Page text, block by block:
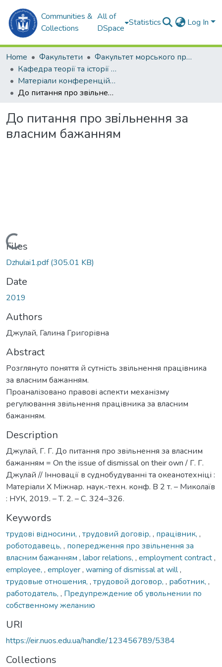
Communities &
Collections
All of
DSpace
Statistics Log In
Home Факультети
Факультет морського права (ФМП)
Кафедра теорії та історії держави та права (Т та ІДП)
Матеріали конференцій (Т та ІДП)
До питання про звільнення за власним бажанням
До питання про звільнення за
власним бажанням
Loading...
Files
Dzhulai1.pdf(305.01 KB)
Date
2019
Authors
Джулай, Галина Григорівна
Abstract
Розглянуто поняття й сутність звільнення працівника
за власним бажанням.
Проаналізовано правові аспекти механізму
регулювання звільнення працівника за власним
бажанням.
Description
Джулай, Г. Г. До питання про звільнення за власним
бажанням = On the issue of dismissal on their own / Г. Г.
Джулай // Інновації в суднобудуванні та океанотехніці :
Матеріали Х Міжнар. наук.-техн. конф. В 2 т. – Миколаїв
: НУК, 2019. – Т. 2. – С. 324–326.
Keywords
трудові відносини, , трудовий договір, , працівник, ,
роботодавець, , попередження про звільнення за
власним бажанням , labor relations, , employment contract,
employee, , employer, warning of dismissal at will,
трудовые отношения, , трудовой договор, , работник, ,
работодатель, , Предупреждение об увольнении по
собственному желанию
URI
https://eir.nuos.edu.ua/handle/123456789/5384
Collections